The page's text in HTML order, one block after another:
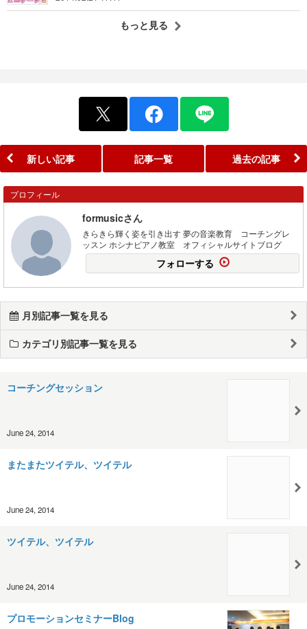
もっと見る
新しい記事 記事一覧 過去の記事
プロフィール
formusicさん
きらきら輝く姿を引き出す 夢の音楽教育 コーチングレ
ッスン ホシナピアノ教室 オフィシャルサイトブログ
フォローする
月別記事一覧を見る
カテゴリ別記事一覧を見る
コーチングセッション
June 24, 2014
またまたツイテル、ツイテル
June 24, 2014
ツイテル、ツイテル
June 24, 2014
プロモーションセミナーBlog